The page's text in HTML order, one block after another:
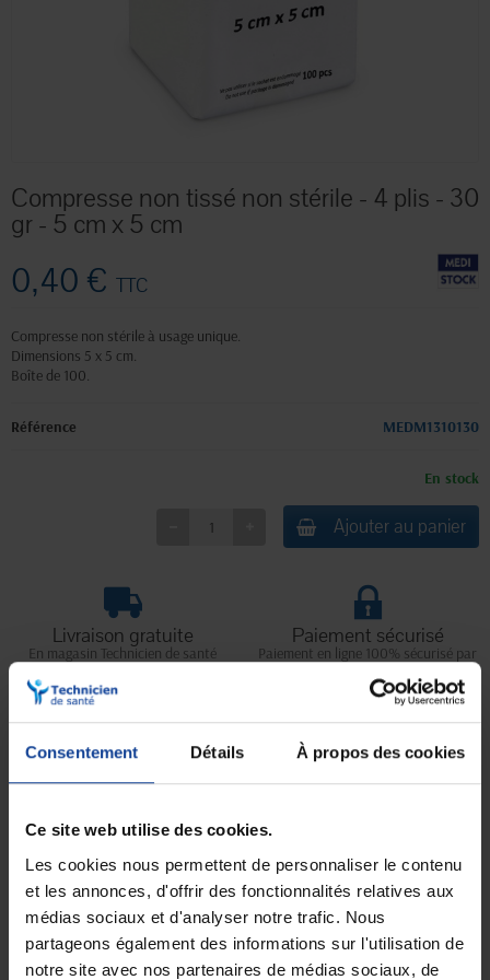
Consentement Détails À propos des cookies
Ce site web utilise des cookies.
Les cookies nous permettent de personnaliser le contenu
et les annonces, d'offrir des fonctionnalités relatives aux
médias sociaux et d'analyser notre trafic. Nous
partageons également des informations sur l'utilisation de
notre site avec nos partenaires de médias sociaux, de
Compresse non tissé non stérile - 4 plis - 30
gr - 5 cm x 5 cm
0,40 € TTC
Compresse non stérile à usage unique.
Dimensions 5 x 5 cm.
Boîte de 100.
Référence MEDM1310130
En stock
Ajouter au panier
Livraison gratuite
En magasin Technicien de santé
En France à domicile à partir de 99€
d'achats
Paiement sécurisé
Paiement en ligne 100% sécurisé par
Expédition Service client
Description
Les compresses de gaze non tissées, non stériles sont conçues pour
absorber les exsudats lors de soins sans risque infectieux particulier